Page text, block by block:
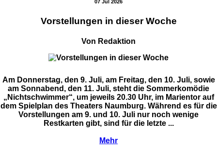
07 Jul 2026
Vorstellungen in dieser Woche
Von Redaktion
Am Donnerstag, den 9. Juli, am Freitag, den 10. Juli, sowie
am Sonnabend, den 11. Juli, steht die Sommerkomödie
„Nichtschwimmer“, um jeweils 20.30 Uhr, im Marientor auf
dem Spielplan des Theaters Naumburg. Während es für die
Vorstellungen am 9. und 10. Juli nur noch wenige
Restkarten gibt, sind für die letzte ...
Mehr